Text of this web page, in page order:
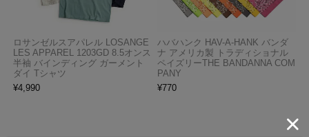
ロサンゼルスアパレル LOSANGE
LES APPAREL 1203GD 8.5オンス
半袖 バインディング ガーメント
ダイ Tシャツ
¥4,990
ハバハンク HAV-A-HANK バンダ
ナ アメリカ製 トラディショナル
ペイズリーTHE BANDANNA COM
PANY
¥770